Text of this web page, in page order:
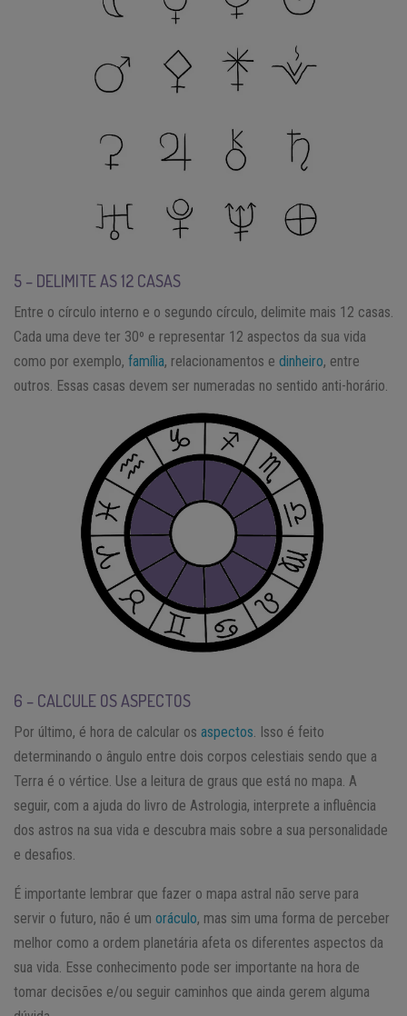
5 – DELIMITE AS 12 CASAS
Entre o círculo interno e o segundo círculo, delimite mais 12 casas.
Cada uma deve ter 30º e representar 12 aspectos da sua vida
como por exemplo, família, relacionamentos e dinheiro, entre
outros. Essas casas devem ser numeradas no sentido anti-horário.
6 – CALCULE OS ASPECTOS
Por último, é hora de calcular os aspectos. Isso é feito
determinando o ângulo entre dois corpos celestiais sendo que a
Terra é o vértice. Use a leitura de graus que está no mapa. A
seguir, com a ajuda do livro de Astrologia, interprete a influência
dos astros na sua vida e descubra mais sobre a sua personalidade
e desafios.
É importante lembrar que fazer o mapa astral não serve para
servir o futuro, não é um oráculo, mas sim uma forma de perceber
melhor como a ordem planetária afeta os diferentes aspectos da
sua vida. Esse conhecimento pode ser importante na hora de
tomar decisões e/ou seguir caminhos que ainda gerem alguma